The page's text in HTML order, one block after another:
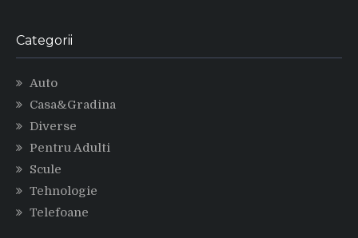
Categorii
Auto
Casa&Gradina
Diverse
Pentru Adulti
Scule
Tehnologie
Telefoane